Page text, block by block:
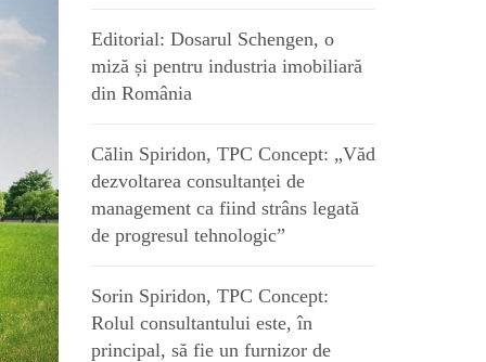
Editorial: Dosarul Schengen, o
miză și pentru industria imobiliară
din România
Călin Spiridon, TPC Concept: „Văd
dezvoltarea consultanței de
management ca fiind strâns legată
de progresul tehnologic”
Sorin Spiridon, TPC Concept:
Rolul consultantului este, în
principal, să fie un furnizor de